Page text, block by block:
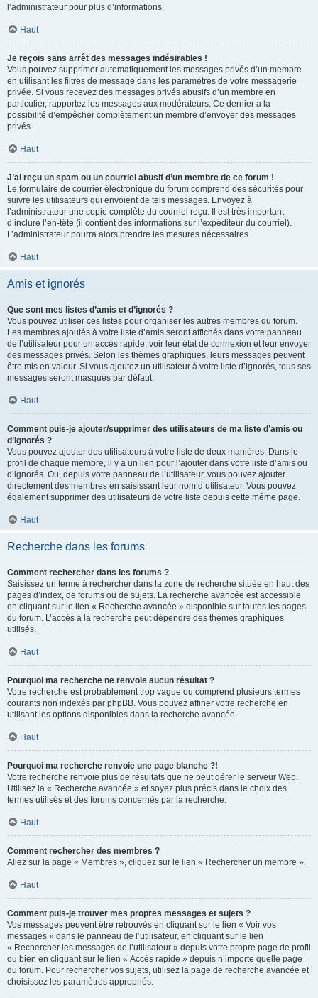
l’administrateur pour plus d’informations.
Haut
Je reçois sans arrêt des messages indésirables !
Vous pouvez supprimer automatiquement les messages privés d’un membre
en utilisant les filtres de message dans les paramètres de votre messagerie
privée. Si vous recevez des messages privés abusifs d’un membre en
particulier, rapportez les messages aux modérateurs. Ce dernier a la
possibilité d’empêcher complètement un membre d’envoyer des messages
privés.
Haut
J’ai reçu un spam ou un courriel abusif d’un membre de ce forum !
Le formulaire de courrier électronique du forum comprend des sécurités pour
suivre les utilisateurs qui envoient de tels messages. Envoyez à
l’administrateur une copie complète du courriel reçu. Il est très important
d’inclure l’en-tête (il contient des informations sur l’expéditeur du courriel).
L’administrateur pourra alors prendre les mesures nécessaires.
Haut
Amis et ignorés
Que sont mes listes d’amis et d’ignorés ?
Vous pouvez utiliser ces listes pour organiser les autres membres du forum.
Les membres ajoutés à votre liste d’amis seront affichés dans votre panneau
de l’utilisateur pour un accès rapide, voir leur état de connexion et leur envoyer
des messages privés. Selon les thèmes graphiques, leurs messages peuvent
être mis en valeur. Si vous ajoutez un utilisateur à votre liste d’ignorés, tous ses
messages seront masqués par défaut.
Haut
Comment puis-je ajouter/supprimer des utilisateurs de ma liste d’amis ou
d’ignorés ?
Vous pouvez ajouter des utilisateurs à votre liste de deux manières. Dans le
profil de chaque membre, il y a un lien pour l’ajouter dans votre liste d’amis ou
d’ignorés. Ou, depuis votre panneau de l’utilisateur, vous pouvez ajouter
directement des membres en saisissant leur nom d’utilisateur. Vous pouvez
également supprimer des utilisateurs de votre liste depuis cette même page.
Haut
Recherche dans les forums
Comment rechercher dans les forums ?
Saisissez un terme à rechercher dans la zone de recherche située en haut des
pages d’index, de forums ou de sujets. La recherche avancée est accessible
en cliquant sur le lien « Recherche avancée » disponible sur toutes les pages
du forum. L’accès à la recherche peut dépendre des thèmes graphiques
utilisés.
Haut
Pourquoi ma recherche ne renvoie aucun résultat ?
Votre recherche est probablement trop vague ou comprend plusieurs termes
courants non indexés par phpBB. Vous pouvez affiner votre recherche en
utilisant les options disponibles dans la recherche avancée.
Haut
Pourquoi ma recherche renvoie une page blanche ?!
Votre recherche renvoie plus de résultats que ne peut gérer le serveur Web.
Utilisez la « Recherche avancée » et soyez plus précis dans le choix des
termes utilisés et des forums concernés par la recherche.
Haut
Comment rechercher des membres ?
Allez sur la page « Membres », cliquez sur le lien « Rechercher un membre ».
Haut
Comment puis-je trouver mes propres messages et sujets ?
Vos messages peuvent être retrouvés en cliquant sur le lien « Voir vos
messages » dans le panneau de l’utilisateur, en cliquant sur le lien
« Rechercher les messages de l’utilisateur » depuis votre propre page de profil
ou bien en cliquant sur le lien « Accès rapide » depuis n’importe quelle page
du forum. Pour rechercher vos sujets, utilisez la page de recherche avancée et
choisissez les paramètres appropriés.